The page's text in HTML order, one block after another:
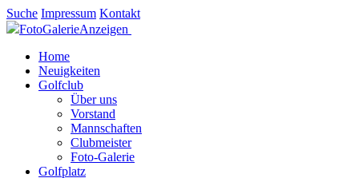
Suche Impressum Kontakt
FotoGalerieAnzeigen
Home
Neuigkeiten
Golfclub
Über uns
Vorstand
Mannschaften
Clubmeister
Foto-Galerie
Golfplatz